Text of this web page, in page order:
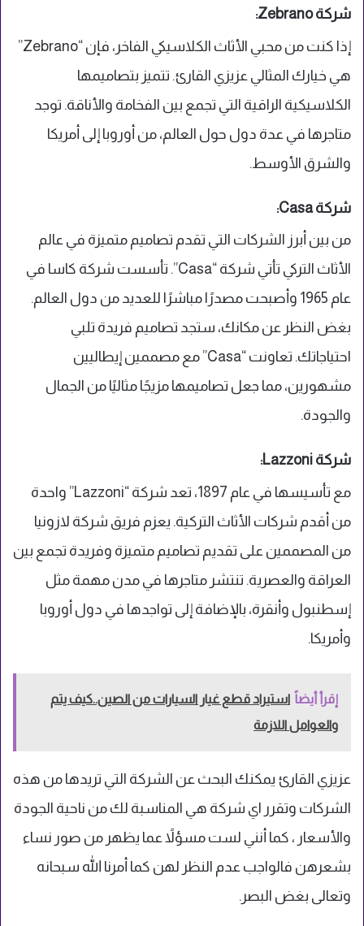
شركة Zebrano:
إذا كنت من محبي الأثاث الكلاسيكي الفاخر، فإن “Zebrano”
هي خيارك المثالي عزيزي القارئ. تتميز بتصاميمها
الكلاسيكية الراقية التي تجمع بين الفخامة والأناقة. توجد
متاجرها في عدة دول حول العالم، من أوروبا إلى أمريكا
والشرق الأوسط.
شركة Casa:
من بين أبرز الشركات التي تقدم تصاميم متميزة في عالم
الأثاث التركي تأتي شركة “Casa”. تأسست شركة كاسا في
عام 1965 وأصبحت مصدرًا مباشرًا للعديد من دول العالم.
بغض النظر عن مكانك، ستجد تصاميم فريدة تلبي
احتياجاتك. تعاونت “Casa” مع مصممين إيطاليين
مشهورين، مما جعل تصاميمها مزيجًا مثاليًا من الجمال
والجودة.
شركة Lazzoni:
مع تأسيسها في عام 1897، تعد شركة “Lazzoni” واحدة
من أقدم شركات الأثاث التركية. يعزم فريق شركة لازونيا
من المصممين على تقديم تصاميم متميزة وفريدة تجمع بين
العراقة والعصرية. تنتشر متاجرها في مدن مهمة مثل
إسطنبول وأنقرة، بالإضافة إلى تواجدها في دول أوروبا
وأمريكا.
إقرأ أيضاً استيراد قطع غيار السيارات من الصين..كيف يتم
والعوامل اللازمة
عزيزي القارئ يمكنك البحث عن الشركة التي تريدها من هذه
الشركات وتقرر اي شركة هي المناسبة لك من ناحية الجودة
والأسعار ، كما أنني لست مسؤلاً عما يظهر من صور نساء
بشعرهن فالواجب عدم النظر لهن كما أمرنا الله سبحانه
وتعالى بغض البصر.